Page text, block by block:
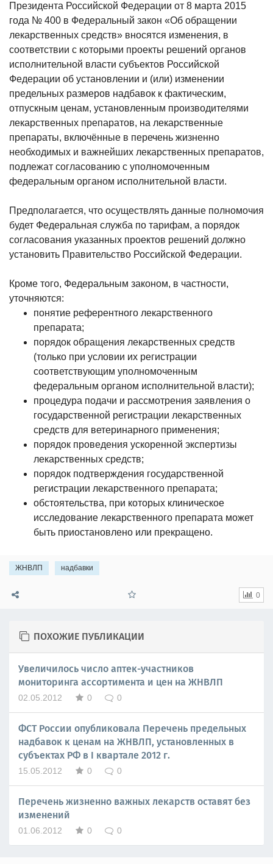
Президента Российской Федерации от 8 марта 2015
года № 400 в Федеральный закон «Об обращении
лекарственных средств» вносятся изменения, в
соответствии с которыми проекты решений органов
исполнительной власти субъектов Российской
Федерации об установлении и (или) изменении
предельных размеров надбавок к фактическим,
отпускным ценам, установленным производителями
лекарственных препаратов, на лекарственные
препараты, включённые в перечень жизненно
необходимых и важнейших лекарственных препаратов,
подлежат согласованию с уполномоченным
федеральным органом исполнительной власти.
Предполагается, что осуществлять данные полномочия
будет Федеральная служба по тарифам, а порядок
согласования указанных проектов решений должно
установить Правительство Российской Федерации.
Кроме того, Федеральным законом, в частности,
уточняются:
понятие референтного лекарственного
препарата;
порядок обращения лекарственных средств
(только при условии их регистрации
соответствующим уполномоченным
федеральным органом исполнительной власти);
процедура подачи и рассмотрения заявления о
государственной регистрации лекарственных
средств для ветеринарного применения;
порядок проведения ускоренной экспертизы
лекарственных средств;
порядок подтверждения государственной
регистрации лекарственного препарата;
обстоятельства, при которых клиническое
исследование лекарственного препарата может
быть приостановлено или прекращено.
ЖНВЛП надбавки
0
ПОХОЖИЕ ПУБЛИКАЦИИ
Увеличилось число аптек-участников
мониторинга ассортимента и цен на ЖНВЛП
02.05.2012 0 0
ФСТ России опубликовала Перечень предельных
надбавок к ценам на ЖНВЛП, установленных в
субъектах РФ в I квартале 2012 г.
15.05.2012 0 0
Перечень жизненно важных лекарств оставят без
изменений
01.06.2012 0 0